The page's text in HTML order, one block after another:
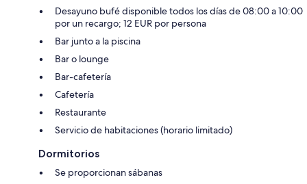
Desayuno bufé disponible todos los días de 08:00 a 10:00
por un recargo; 12 EUR por persona
Bar junto a la piscina
Bar o lounge
Bar-cafetería
Cafetería
Restaurante
Servicio de habitaciones (horario limitado)
Dormitorios
Se proporcionan sábanas